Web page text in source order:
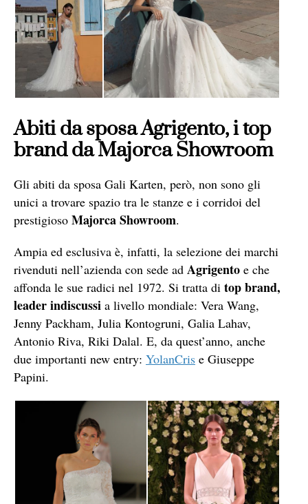
Abiti da sposa Agrigento, i top
brand da Majorca Showroom
Gli abiti da sposa Gali Karten, però, non sono gli
unici a trovare spazio tra le stanze e i corridoi del
prestigioso Majorca Showroom.
Ampia ed esclusiva è, infatti, la selezione dei marchi
rivenduti nell’azienda con sede ad Agrigento e che
affonda le sue radici nel 1972. Si tratta di top brand,
leader indiscussi a livello mondiale: Vera Wang,
Jenny Packham, Julia Kontogruni, Galia Lahav,
Antonio Riva, Riki Dalal. E, da quest’anno, anche
due importanti new entry: YolanCris e Giuseppe
Papini.